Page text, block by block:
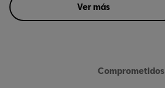
Ver más
Comprometidos